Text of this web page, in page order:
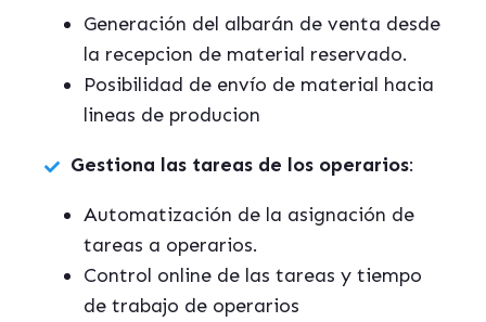
Generación del albarán de venta desde
la recepcion de material reservado.
Posibilidad de envío de material hacia
lineas de producion
Gestiona las tareas de los operarios:
Automatización de la asignación de
tareas a operarios.
Control online de las tareas y tiempo
de trabajo de operarios